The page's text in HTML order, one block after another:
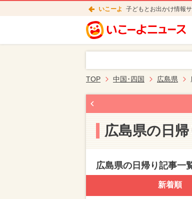
いこーよ 子どもとお出かけ情報
TOP 中国･四国 広島県
広島県の日
広島県の日帰り記事一
新着順